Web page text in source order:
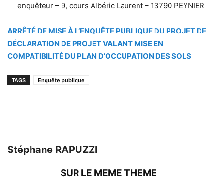
enquêteur – 9, cours Albéric Laurent – 13790 PEYNIER
ARRÊTÉ DE MISE À L’ENQUÊTE PUBLIQUE DU PROJET DE
DÉCLARATION DE PROJET VALANT MISE EN
COMPATIBILITÉ DU PLAN D’OCCUPATION DES SOLS
TAGS Enquête publique
Stéphane RAPUZZI
SUR LE MEME THEME